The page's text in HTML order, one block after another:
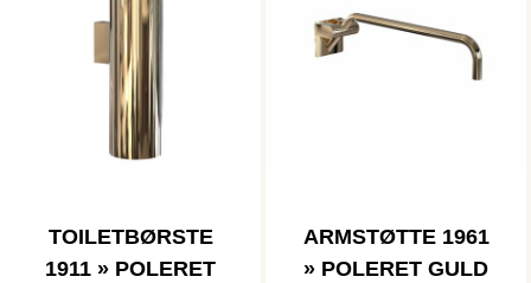
TOILETBØRSTE
1911 » POLERET
ARMSTØTTE 1961
» POLERET GULD